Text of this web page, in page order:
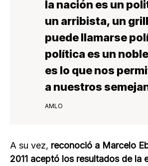
la nación es un
un arribista, un
puede llamarse
política es un
es lo que nos
a nuestros
AMLO
A su vez, reconoció a Marcelo
2011 aceptó los resultados de la